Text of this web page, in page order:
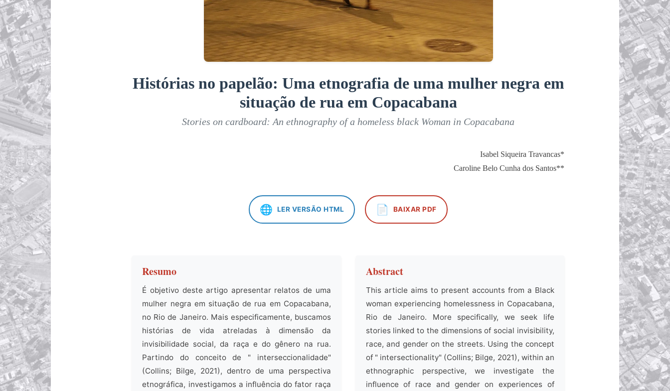
Histórias no papelão: Uma etnografia de uma mulher negra em
situação de rua em Copacabana
Stories on cardboard: An ethnography of a homeless black Woman in Copacabana
Isabel Siqueira Travancas*
Caroline Belo Cunha dos Santos**
🌐 LER VERSÃO HTML 📄 BAIXAR PDF
Resumo
É objetivo deste artigo apresentar relatos de uma
mulher negra em situação de rua em Copacabana,
no Rio de Janeiro. Mais especificamente, buscamos
histórias de vida atreladas à dimensão da
invisibilidade social, da raça e do gênero na rua.
Partindo do conceito de " interseccionalidade"
(Collins; Bilge, 2021), dentro de uma perspectiva
etnográfica, investigamos a influência do fator raça
Abstract
This article aims to present accounts from a Black
woman experiencing homelessness in Copacabana,
Rio de Janeiro. More specifically, we seek life
stories linked to the dimensions of social invisibility,
race, and gender on the streets. Using the concept
of " intersectionality" (Collins; Bilge, 2021), within an
ethnographic perspective, we investigate the
influence of race and gender on experiences of